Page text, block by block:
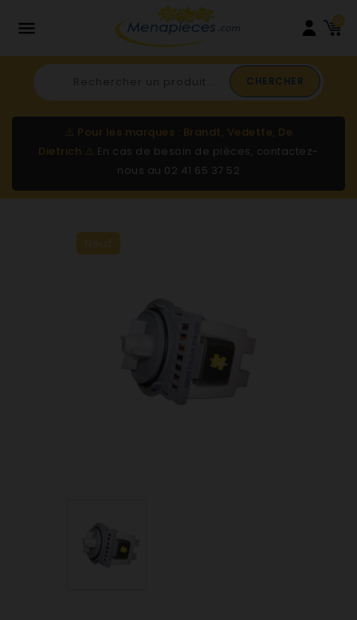
 0
CHERCHER
⚠️ Pour les marques : Brandt, Vedette, De
Dietrich ⚠️ En cas de besoin de pièces, contactez-
nous au 02 41 65 37 52
Neuf